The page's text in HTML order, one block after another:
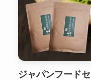
ジャパンフード